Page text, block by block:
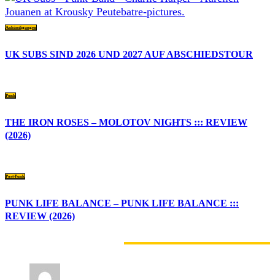
Ankündigungen
UK SUBS SIND 2026 UND 2027 AUF ABSCHIEDSTOUR
Punk
THE IRON ROSES – MOLOTOV NIGHTS ::: REVIEW
(2026)
Post-Punk
PUNK LIFE BALANCE – PUNK LIFE BALANCE :::
REVIEW (2026)